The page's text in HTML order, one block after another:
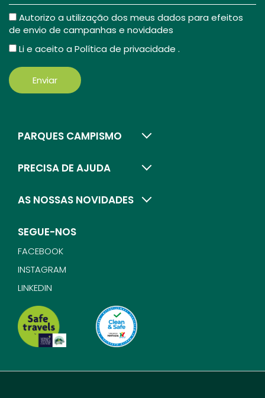
Autorizo a utilização dos meus dados para efeitos
de envio de campanhas e novidades
Li e aceito aPolítica de privacidade .
Enviar
PARQUES CAMPISMO
PRECISA DE AJUDA
AS NOSSAS NOVIDADES
SEGUE-NOS
FACEBOOK
INSTAGRAM
LINKEDIN